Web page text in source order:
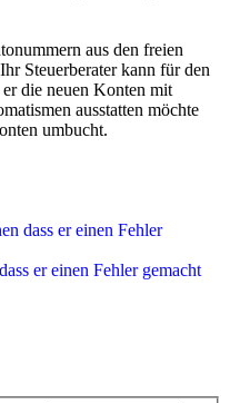
aus den freien
Steuerberater kann für den
er die neuen Konten mit
ausstatten möchte
umbucht.
dass er einen Fehler
er einen Fehler gemacht